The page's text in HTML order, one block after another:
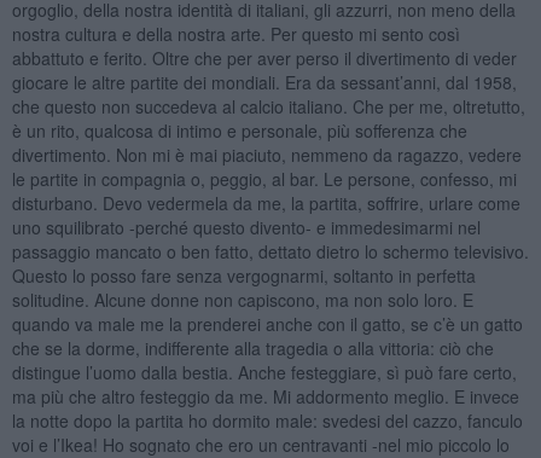
orgoglio, della nostra identità di italiani, gli azzurri, non meno della
nostra cultura e della nostra arte. Per questo mi sento così
abbattuto e ferito. Oltre che per aver perso il divertimento di veder
giocare le altre partite dei mondiali. Era da sessant’anni, dal 1958,
che questo non succedeva al calcio italiano. Che per me, oltretutto,
è un rito, qualcosa di intimo e personale, più sofferenza che
divertimento. Non mi è mai piaciuto, nemmeno da ragazzo, vedere
le partite in compagnia o, peggio, al bar. Le persone, confesso, mi
disturbano. Devo vedermela da me, la partita, soffrire, urlare come
uno squilibrato -perché questo divento- e immedesimarmi nel
passaggio mancato o ben fatto, dettato dietro lo schermo televisivo.
Questo lo posso fare senza vergognarmi, soltanto in perfetta
solitudine. Alcune donne non capiscono, ma non solo loro. E
quando va male me la prenderei anche con il gatto, se c’è un gatto
che se la dorme, indifferente alla tragedia o alla vittoria: ciò che
distingue l’uomo dalla bestia. Anche festeggiare, sì può fare certo,
ma più che altro festeggio da me. Mi addormento meglio. E invece
la notte dopo la partita ho dormito male: svedesi del cazzo, fanculo
voi e l’Ikea! Ho sognato che ero un centravanti -nel mio piccolo lo